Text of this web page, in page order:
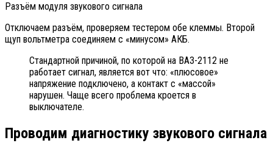
Разъём модуля звукового сигнала
Отключаем разъём, проверяем тестером обе клеммы. Второй
щуп вольтметра соединяем с «минусом» АКБ.
Стандартной причиной, по которой на ВАЗ-2112 не
работает сигнал, является вот что: «плюсовое»
напряжение подключено, а контакт с «массой»
нарушен. Чаще всего проблема кроется в
выключателе.
Проводим диагностику звукового сигнала